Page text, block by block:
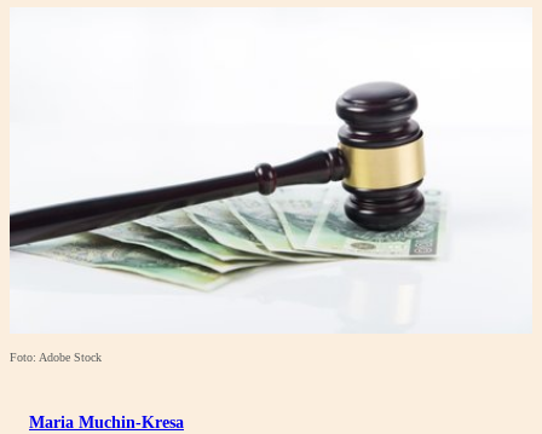
Foto: Adobe Stock
Maria Muchin-Kresa